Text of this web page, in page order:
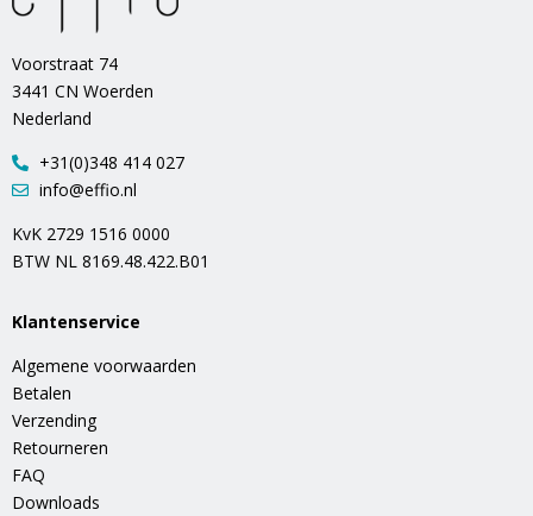
Voorstraat 74
3441 CN Woerden
Nederland
+31(0)348 414 027
info@effio.nl
KvK 2729 1516 0000
BTW NL 8169.48.422.B01
Klantenservice
Algemene voorwaarden
Betalen
Verzending
Retourneren
FAQ
Downloads